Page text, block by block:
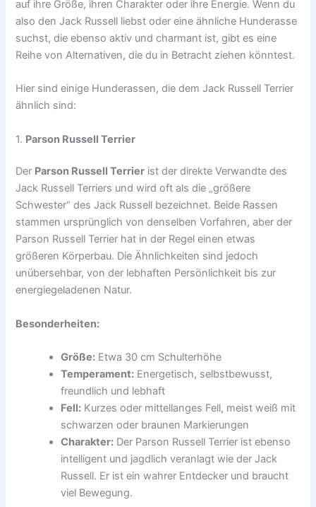
auf ihre Größe, ihren Charakter oder ihre Energie. Wenn du
also den Jack Russell liebst oder eine ähnliche Hunderasse
suchst, die ebenso aktiv und charmant ist, gibt es eine
Reihe von Alternativen, die du in Betracht ziehen könntest.
Hier sind einige Hunderassen, die dem Jack Russell Terrier
ähnlich sind:
1. Parson Russell Terrier
Der Parson Russell Terrier ist der direkte Verwandte des
Jack Russell Terriers und wird oft als die „größere
Schwester“ des Jack Russell bezeichnet. Beide Rassen
stammen ursprünglich von denselben Vorfahren, aber der
Parson Russell Terrier hat in der Regel einen etwas
größeren Körperbau. Die Ähnlichkeiten sind jedoch
unübersehbar, von der lebhaften Persönlichkeit bis zur
energiegeladenen Natur.
Besonderheiten:
Größe: Etwa 30 cm Schulterhöhe
Temperament: Energetisch, selbstbewusst,
freundlich und lebhaft
Fell: Kurzes oder mittellanges Fell, meist weiß mit
schwarzen oder braunen Markierungen
Charakter: Der Parson Russell Terrier ist ebenso
intelligent und jagdlich veranlagt wie der Jack
Russell. Er ist ein wahrer Entdecker und braucht
viel Bewegung.